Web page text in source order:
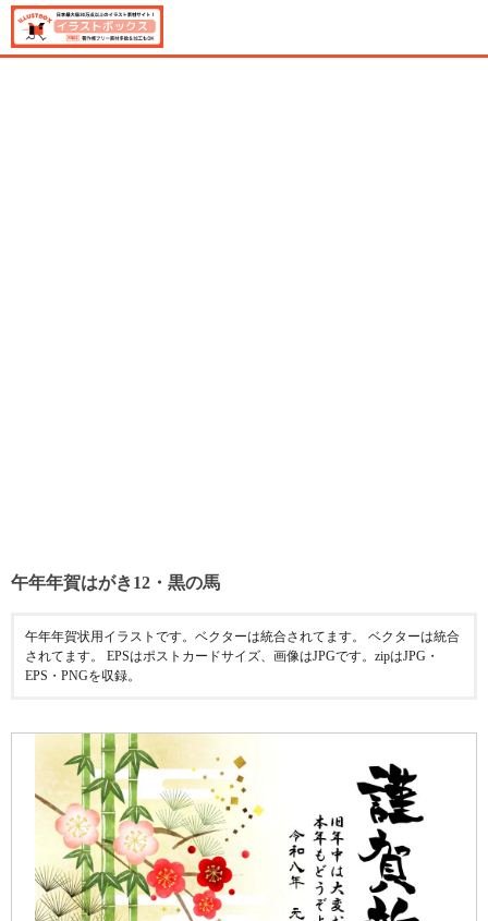
午年年賀はがき12・黒の馬
午年年賀状用イラストです。ベクターは統合されてます。 ベクターは統合
されてます。 EPSはポストカードサイズ、画像はJPGです。zipはJPG・
EPS・PNGを収録。